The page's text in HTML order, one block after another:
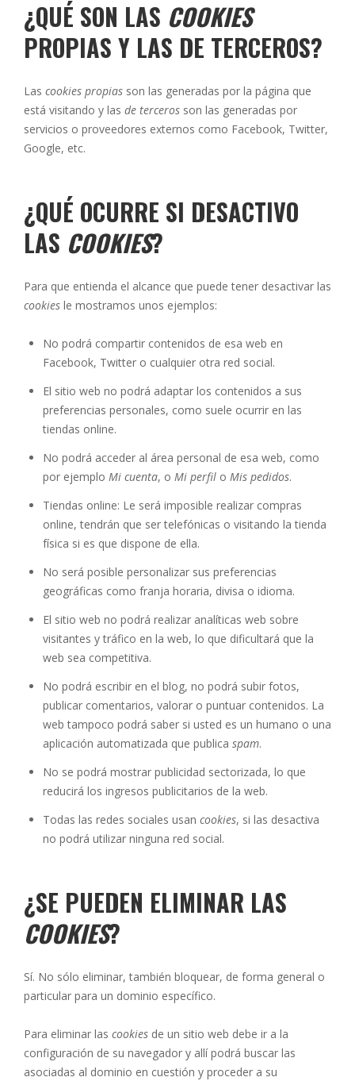
¿QUÉ SON LAS COOKIES
PROPIAS Y LAS DE TERCEROS?
Las cookies propias son las generadas por la página que
está visitando y las de terceros son las generadas por
servicios o proveedores externos como Facebook, Twitter,
Google, etc.
¿QUÉ OCURRE SI DESACTIVO
LAS COOKIES?
Para que entienda el alcance que puede tener desactivar las
cookies le mostramos unos ejemplos:
No podrá compartir contenidos de esa web en
Facebook, Twitter o cualquier otra red social.
El sitio web no podrá adaptar los contenidos a sus
preferencias personales, como suele ocurrir en las
tiendas online.
No podrá acceder al área personal de esa web, como
por ejemplo Mi cuenta, o Mi perfil o Mis pedidos.
Tiendas online: Le será imposible realizar compras
online, tendrán que ser telefónicas o visitando la tienda
física si es que dispone de ella.
No será posible personalizar sus preferencias
geográficas como franja horaria, divisa o idioma.
El sitio web no podrá realizar analíticas web sobre
visitantes y tráfico en la web, lo que dificultará que la
web sea competitiva.
No podrá escribir en el blog, no podrá subir fotos,
publicar comentarios, valorar o puntuar contenidos. La
web tampoco podrá saber si usted es un humano o una
aplicación automatizada que publica spam.
No se podrá mostrar publicidad sectorizada, lo que
reducirá los ingresos publicitarios de la web.
Todas las redes sociales usan cookies, si las desactiva
no podrá utilizar ninguna red social.
¿SE PUEDEN ELIMINAR LAS
COOKIES?
Sí. No sólo eliminar, también bloquear, de forma general o
particular para un dominio específico.
Para eliminar las cookies de un sitio web debe ir a la
configuración de su navegador y allí podrá buscar las
asociadas al dominio en cuestión y proceder a su